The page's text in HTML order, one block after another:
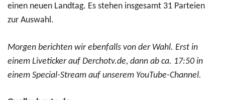
einen neuen Landtag. Es stehen insgesamt 31 Parteien
zur Auswahl.
Morgen berichten wir ebenfalls von der Wahl. Erst in
einem Liveticker auf Derchotv.de, dann ab ca. 17:50 in
einem Special-Stream auf unserem YouTube-Channel.